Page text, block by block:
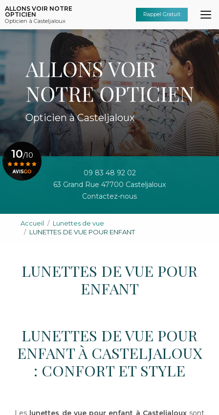
Aller
au
contenu
principal
ALLONS VOIR NOTRE
OPTICIEN
Opticien à Casteljaloux
Rappel Gratuit
Opticien à Casteljaloux
09 83 48 92 02
63 Grand Rue 47700 Casteljaloux
Contactez-nous
10/10
Accueil
Lunettes de vue
LUNETTES DE VUE POUR ENFANT
LUNETTES DE VUE POUR
ENFANT
LUNETTES DE VUE POUR
ENFANT À CASTELJALOUX
: CONFORT ET STYLE
Les lunettes de vue pour enfant à Casteljalouxsont